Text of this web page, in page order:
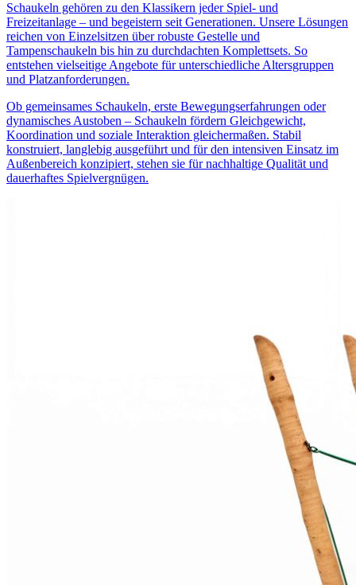
Schaukeln gehören zu den Klassikern jeder Spiel- und
Freizeitanlage – und begeistern seit Generationen. Unsere Lösungen
reichen von Einzelsitzen über robuste Gestelle und
Tampenschaukeln bis hin zu durchdachten Komplettsets. So
entstehen vielseitige Angebote für unterschiedliche Altersgruppen
und Platzanforderungen.
Ob gemeinsames Schaukeln, erste Bewegungserfahrungen oder
dynamisches Austoben – Schaukeln fördern Gleichgewicht,
Koordination und soziale Interaktion gleichermaßen. Stabil
konstruiert, langlebig ausgeführt und für den intensiven Einsatz im
Außenbereich konzipiert, stehen sie für nachhaltige Qualität und
dauerhaftes Spielvergnügen.